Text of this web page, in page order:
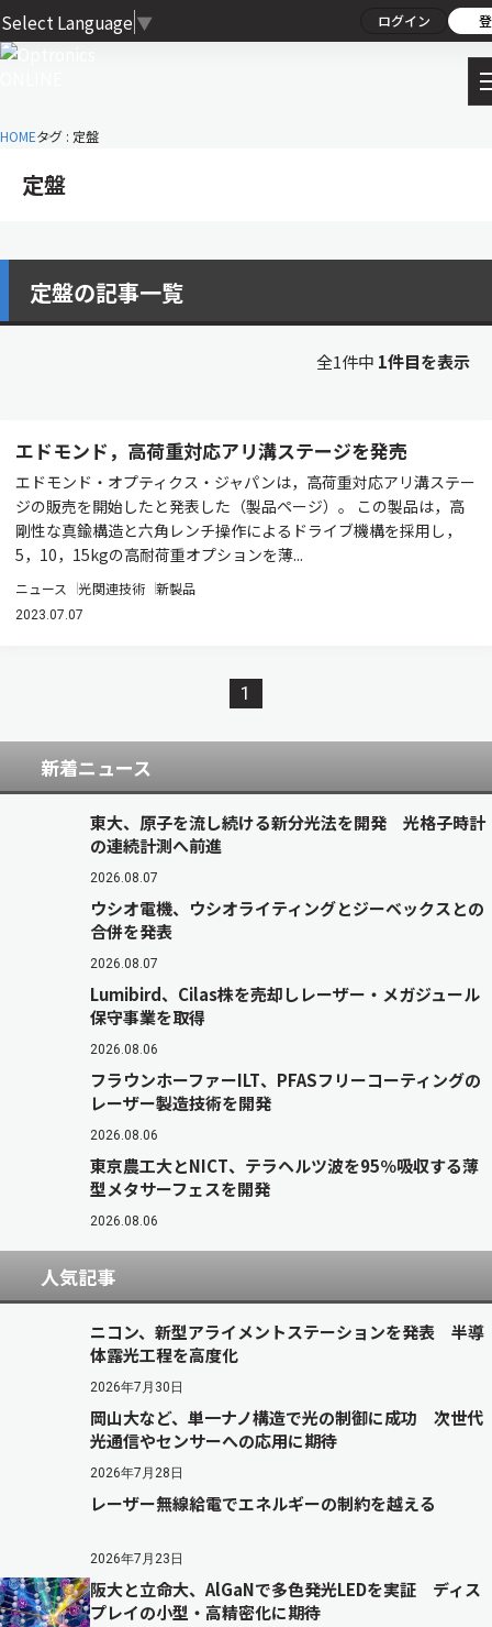
Select Language ▼ ログイン
HOMEタグ : 定盤
定盤
定盤の記事一覧
全1件中 1件目を表示
エドモンド，高荷重対応アリ溝ステージを発売
エドモンド・オプティクス・ジャパンは，高荷重対応アリ溝ステー
ジの販売を開始したと発表した（製品ページ）。 この製品は，高
剛性な真鍮構造と六角レンチ操作によるドライブ機構を採用し，
5，10，15kgの高耐荷重オプションを薄...
ニュース 光関連技術 新製品
2023.07.07
1
新着ニュース
東大、原子を流し続ける新分光法を開発 光格子時計
の連続計測へ前進
2026.08.07
ウシオ電機、ウシオライティングとジーベックスとの
合併を発表
2026.08.07
Lumibird、Cilas株を売却しレーザー・メガジュール
保守事業を取得
2026.08.06
フラウンホーファーILT、PFASフリーコーティングの
レーザー製造技術を開発
2026.08.06
東京農工大とNICT、テラヘルツ波を95％吸収する薄
型メタサーフェスを開発
2026.08.06
人気記事
ニコン、新型アライメントステーションを発表 半導
体露光工程を高度化
2026年7月30日
岡山大など、単一ナノ構造で光の制御に成功 次世代
光通信やセンサーへの応用に期待
2026年7月28日
レーザー無線給電でエネルギーの制約を越える
2026年7月23日
阪大と立命大、AlGaNで多色発光LEDを実証 ディス
プレイの小型・高精密化に期待